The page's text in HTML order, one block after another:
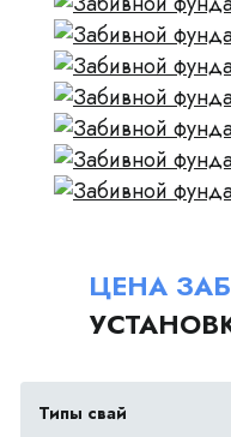
ЦЕНА
Типы свай